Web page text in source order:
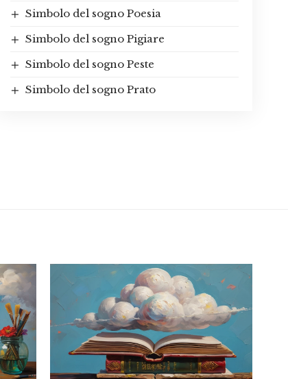
Simbolo del sogno Poesia
Simbolo del sogno Pigiare
Simbolo del sogno Peste
Simbolo del sogno Prato